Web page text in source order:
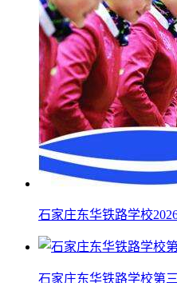
石家庄东华铁路学校
石家庄东华铁路学校第